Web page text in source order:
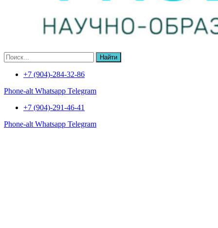
Найти
+7 (904)-284-32-86
Phone-alt Whatsapp Telegram
+7 (904)-291-46-41
Phone-alt Whatsapp Telegram